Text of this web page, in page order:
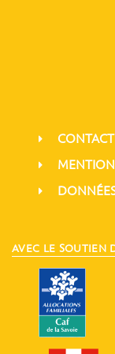
CONTACT
MENTION
AVEC LE SOUTIEN